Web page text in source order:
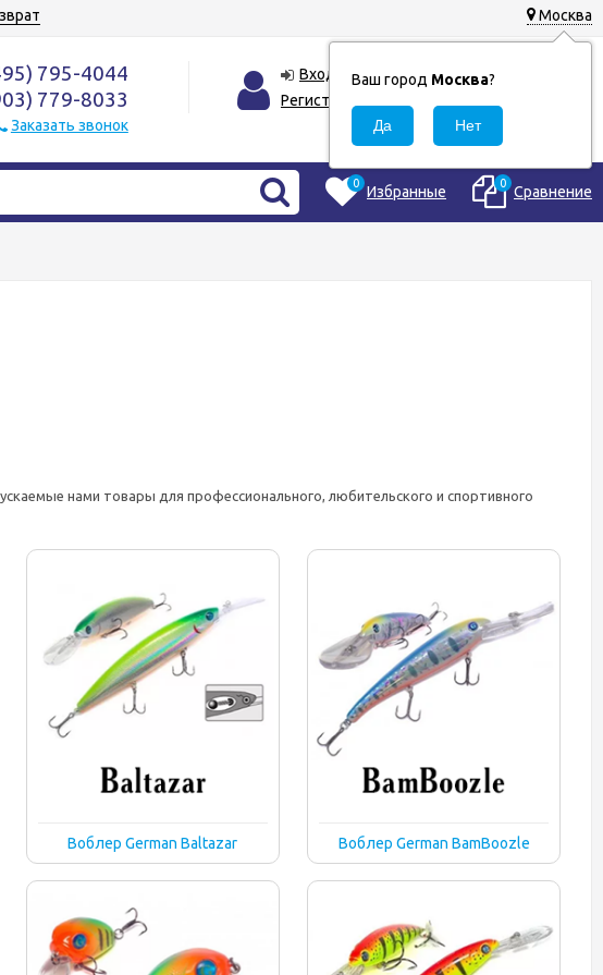
Москва
Ваш город Москва?
795-4044
779-8033
Заказать звонок
Вход
Регистрация
0 Избранные 0 Сравнение
нами товары для профессионального, любительского и спортивного
Воблер German Baltazar Воблер German BamBoozle